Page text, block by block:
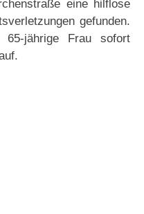
eine hilflose
gefunden.
65-jährige Frau sofort